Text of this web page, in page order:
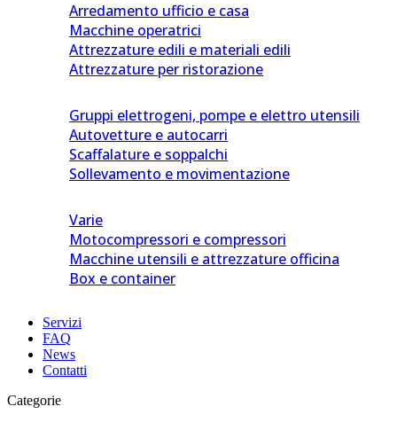
Arredamento ufficio e casa
Macchine operatrici
Attrezzature edili e materiali edili
Attrezzature per ristorazione
Gruppi elettrogeni, pompe e elettro utensili
Autovetture e autocarri
Scaffalature e soppalchi
Sollevamento e movimentazione
Varie
Motocompressori e compressori
Macchine utensili e attrezzature officina
Box e container
Servizi
FAQ
News
Contatti
Categorie